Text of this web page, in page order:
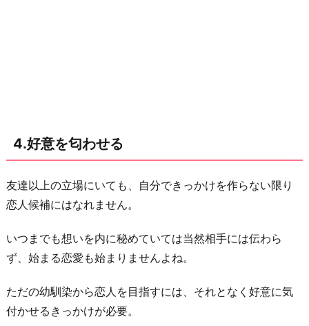
4.好意を匂わせる
友達以上の立場にいても、自分できっかけを作らない限り
恋人候補にはなれません。
いつまでも想いを内に秘めていては当然相手には伝わら
ず、始まる恋愛も始まりませんよね。
ただの幼馴染から恋人を目指すには、それとなく好意に気
付かせるきっかけが必要。